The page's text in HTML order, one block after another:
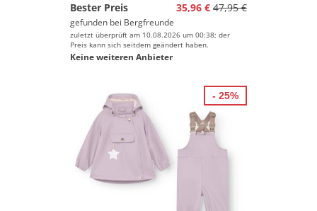
Bester Preis
35,96 € 47,95 €
gefunden bei Bergfreunde
zuletzt überprüft am 10.08.2026 um 00:38; der
Preis kann sich seitdem geändert haben.
Keine weiteren Anbieter
- 25%